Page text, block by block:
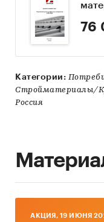
76
Категории:
Стройматериалы/
Россия
AКЦИЯ, 19 ИЮНЯ